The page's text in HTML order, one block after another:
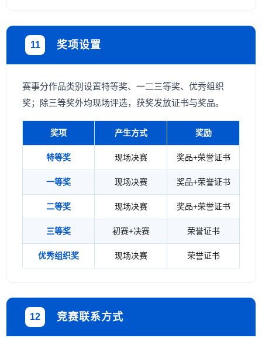
11 奖项设置
赛事分作品类别设置特等奖、一二三等奖、优秀组织
奖；除三等奖外均现场评选，获奖发放证书与奖品。
奖项 产生方式 奖励
特等奖 现场决赛 奖品+荣誉证书
一等奖 现场决赛 奖品+荣誉证书
二等奖 现场决赛 奖品+荣誉证书
三等奖 初赛+决赛 荣誉证书
优秀组织奖 现场决赛 荣誉证书
12 竞赛联系方式